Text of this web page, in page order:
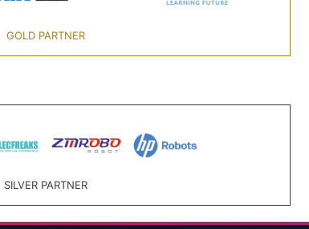
GOLD PARTNER
SILVER PARTNER